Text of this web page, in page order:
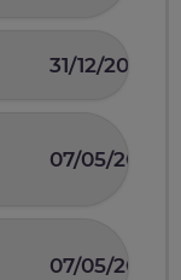
31/12/2025
07/05/2026
07/05/2026